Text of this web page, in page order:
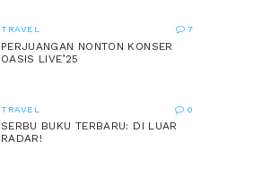
TRAVEL 7
PERJUANGAN NONTON KONSER
OASIS LIVE’25
TRAVEL 0
SERBU BUKU TERBARU: DI LUAR
RADAR!